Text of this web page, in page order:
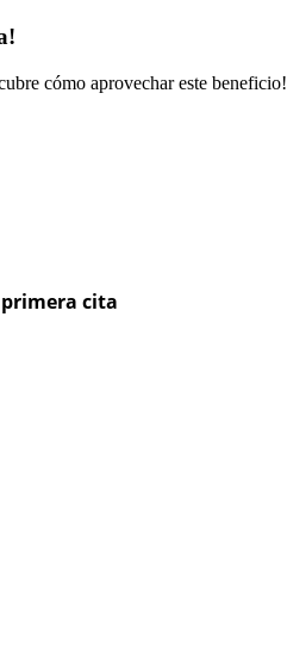
cómo aprovechar este beneficio!
cita